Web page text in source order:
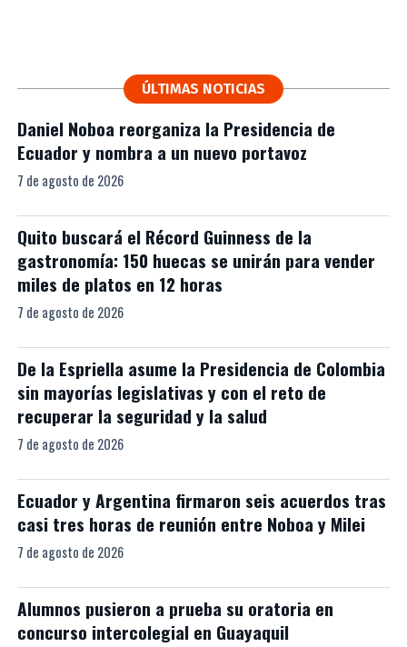
ÚLTIMAS NOTICIAS
Daniel Noboa reorganiza la Presidencia de
Ecuador y nombra a un nuevo portavoz
7 de agosto de 2026
Quito buscará el Récord Guinness de la
gastronomía: 150 huecas se unirán para vender
miles de platos en 12 horas
7 de agosto de 2026
De la Espriella asume la Presidencia de Colombia
sin mayorías legislativas y con el reto de
recuperar la seguridad y la salud
7 de agosto de 2026
Ecuador y Argentina firmaron seis acuerdos tras
casi tres horas de reunión entre Noboa y Milei
7 de agosto de 2026
Alumnos pusieron a prueba su oratoria en
concurso intercolegial en Guayaquil